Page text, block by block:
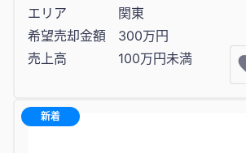
エリア
関東
希望売却金額
300万円
売上高
100万円未満
新着